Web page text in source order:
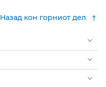
Назад кон горниот дел